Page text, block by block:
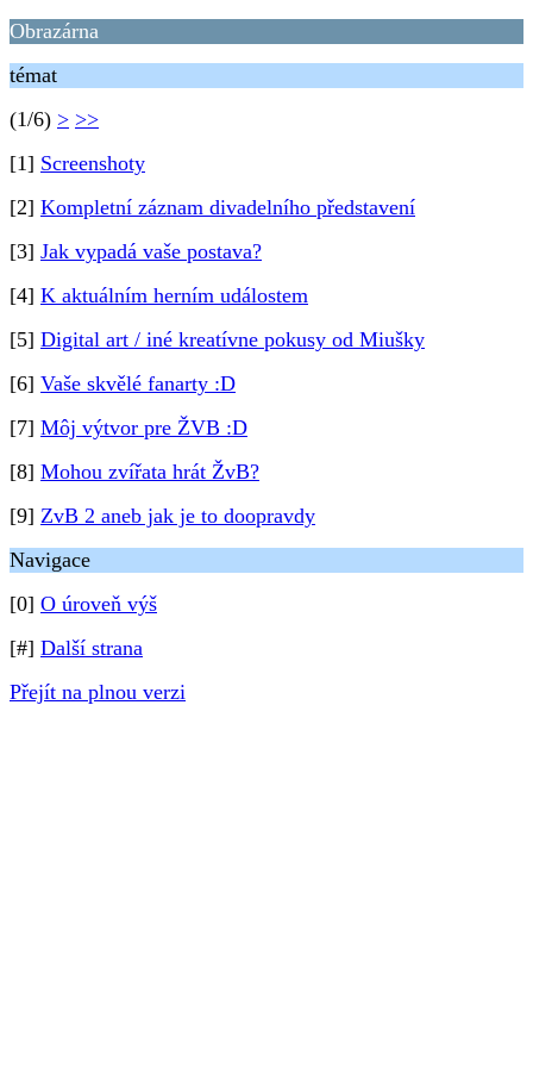
Obrazárna
témat
(1/6) > >>
[1] Screenshoty
[2] Kompletní záznam divadelního představení
[3] Jak vypadá vaše postava?
[4] K aktuálním herním událostem
[5] Digital art / iné kreatívne pokusy od Miušky
[6] Vaše skvělé fanarty :D
[7] Môj výtvor pre ŽVB :D
[8] Mohou zvířata hrát ŽvB?
[9] ZvB 2 aneb jak je to doopravdy
Navigace
[0] O úroveň výš
[#] Další strana
Přejít na plnou verzi